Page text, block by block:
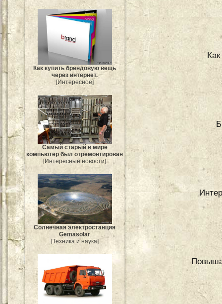
Как купить брендовую вещь
через интернет.
[Интересное]
Самый старый в мире
компьютер был отремонтирован
[Интересные новости]
Солнечная электростанция
Gemasolar
[Техника и наука]